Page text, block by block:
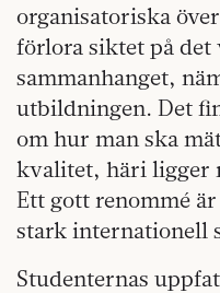
organisatoriska
förlora siktet på det
sammanhanget,
utbildningen. Det
om hur man ska
kvalitet, häri ligger
Ett gott renommé
stark internationell
Studenternas